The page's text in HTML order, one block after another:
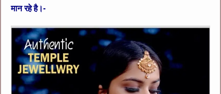
मान रहे है।-